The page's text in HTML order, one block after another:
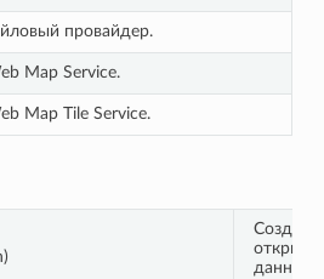
провайдер.
Map Service.
Map Tile Service.
данные